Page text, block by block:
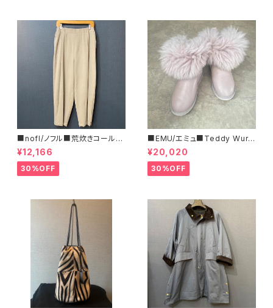
■nofl/ノフル■荒炊きコール天
テーパードパンツ■ゆるっとバ
ルーンシルエット
¥12,166
30%OFF
■EMU/エミュ■Teddy Wurr
en■撥水サイドジッパーブーツ
¥20,020
30%OFF